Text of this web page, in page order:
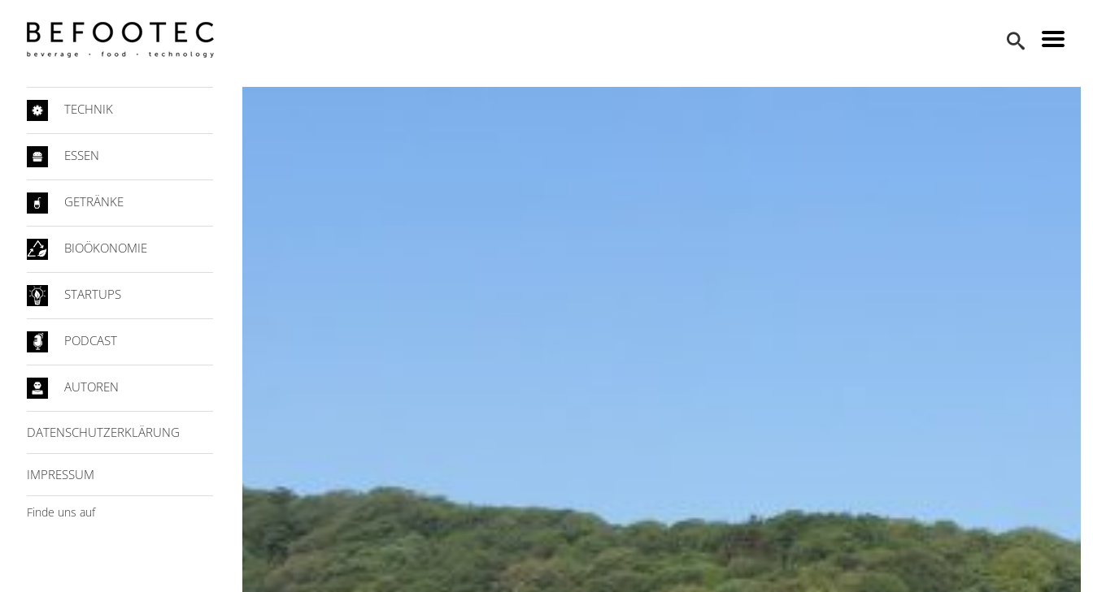
TECHNIK
ESSEN
GETRÄNKE
BIOÖKONOMIE
STARTUPS
PODCAST
AUTOREN
DATENSCHUTZERKLÄRUNG
IMPRESSUM
Finde uns auf